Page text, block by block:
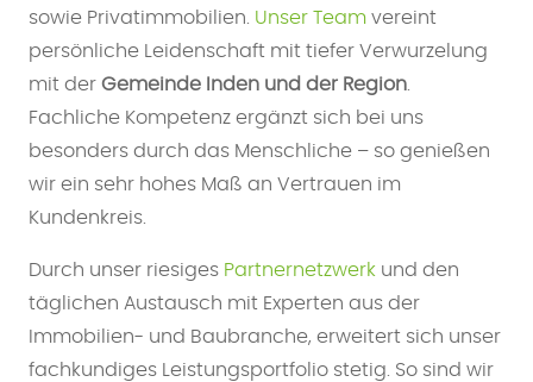
sowie Privatimmobilien. Unser Team vereint
persönliche Leidenschaft mit tiefer Verwurzelung
mit der Gemeinde Inden und der Region
Fachliche Kompetenz ergänzt sich bei uns
besonders durch das Menschliche – so genießen
wir ein sehr hohes Maß an Vertrauen im
Kundenkreis.
Durch unser riesiges Partnernetzwerk und den
täglichen Austausch mit Experten aus der
Immobilien- und Baubranche, erweitert sich unser
fachkundiges Leistungsportfolio stetig. So sind wir